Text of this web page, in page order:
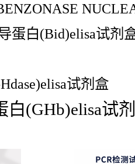
蛋白(Bid)elisa试剂
试剂盒
白(GHb)elisa试